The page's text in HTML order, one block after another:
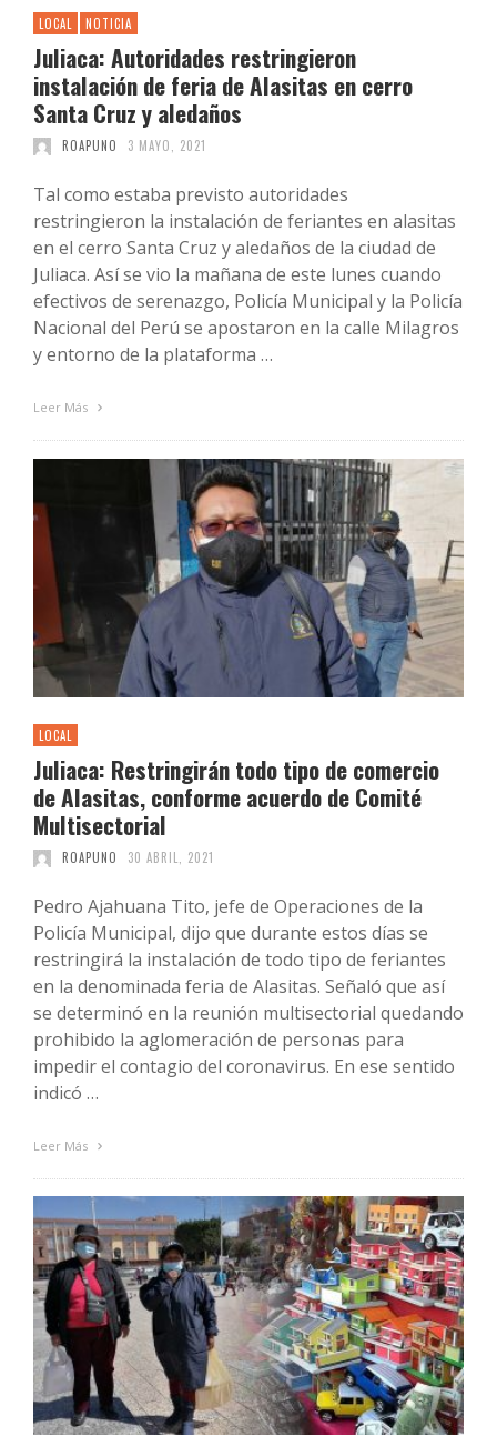
LOCAL NOTICIA
Juliaca: Autoridades restringieron
instalación de feria de Alasitas en cerro
Santa Cruz y aledaños
ROAPUNO 3 MAYO, 2021
Tal como estaba previsto autoridades
restringieron la instalación de feriantes en alasitas
en el cerro Santa Cruz y aledaños de la ciudad de
Juliaca. Así se vio la mañana de este lunes cuando
efectivos de serenazgo, Policía Municipal y la Policía
Nacional del Perú se apostaron en la calle Milagros
y entorno de la plataforma …
Leer Más
LOCAL
Juliaca: Restringirán todo tipo de comercio
de Alasitas, conforme acuerdo de Comité
Multisectorial
ROAPUNO 30 ABRIL, 2021
Pedro Ajahuana Tito, jefe de Operaciones de la
Policía Municipal, dijo que durante estos días se
restringirá la instalación de todo tipo de feriantes
en la denominada feria de Alasitas. Señaló que así
se determinó en la reunión multisectorial quedando
prohibido la aglomeración de personas para
impedir el contagio del coronavirus. En ese sentido
indicó …
Leer Más